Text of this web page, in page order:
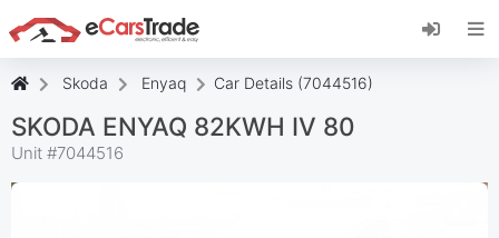
Įdiekite "eCarsTrade" internetinę programėlę,
pridėkite ją prie pagrindinio ekrano ir iš karto
Skoda Enyaq Car Details (7044516)
SKODA ENYAQ 82KWH IV 80
Unit #7044516